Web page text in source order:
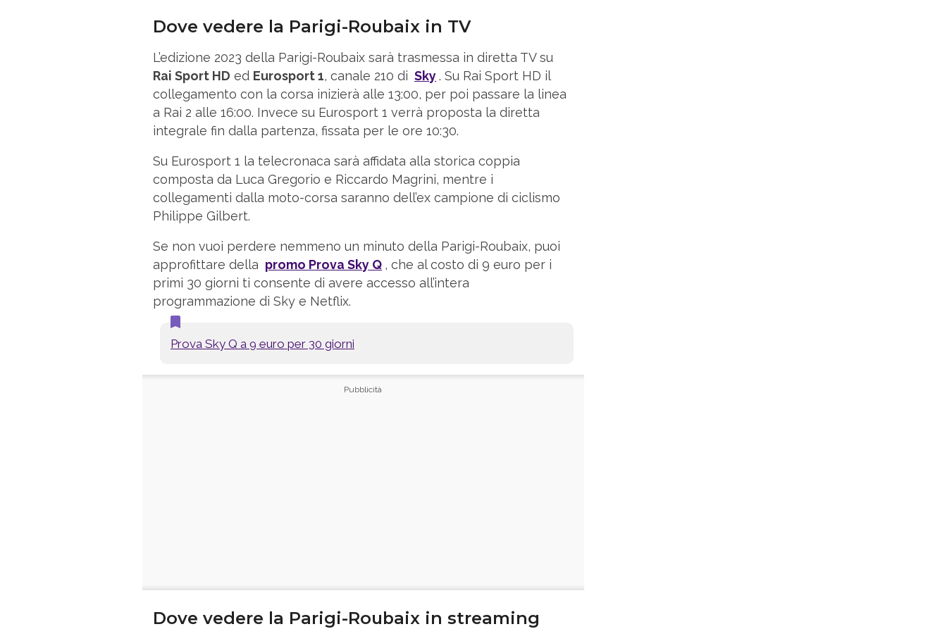
Dove vedere la Parigi-Roubaix in TV
L’edizione 2023 della Parigi-Roubaix sarà trasmessa in diretta TV su
Rai Sport HD ed Eurosport 1, canale 210 di Sky. Su Rai Sport HD il
collegamento con la corsa inizierà alle 13:00, per poi passare la linea
a Rai 2 alle 16:00. Invece su Eurosport 1 verrà proposta la diretta
integrale fin dalla partenza, fissata per le ore 10:30.
Su Eurosport 1 la telecronaca sarà affidata alla storica coppia
composta da Luca Gregorio e Riccardo Magrini, mentre i
collegamenti dalla moto-corsa saranno dell’ex campione di ciclismo
Philippe Gilbert.
Se non vuoi perdere nemmeno un minuto della Parigi-Roubaix, puoi
approfittare della promo Prova Sky Q , che al costo di 9 euro per i
primi 30 giorni ti consente di avere accesso all’intera
programmazione di Sky e Netflix.
Prova Sky Q a 9 euro per 30 giorni
Dove vedere la Parigi-Roubaix in streaming